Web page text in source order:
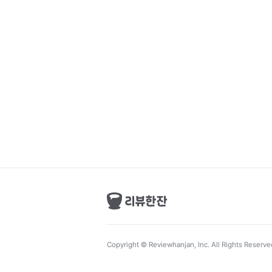
Copyright © Reviewhanjan, Inc. All Rights